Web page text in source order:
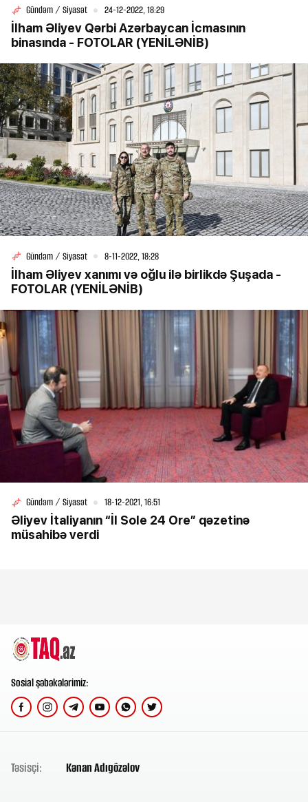
Gündəm / Siyasət 24-12-2022, 18:29
İlham Əliyev Qərbi Azərbaycan İcmasının
binasında - FOTOLAR (YENİLƏNİB)
Gündəm / Siyasət 8-11-2022, 18:28
İlham Əliyev xanımı və oğlu ilə birlikdə Şuşada -
FOTOLAR (YENİLƏNİB)
Gündəm / Siyasət 18-12-2021, 16:51
Əliyev İtaliyanın “İl Sole 24 Ore” qəzetinə
müsahibə verdi
Sosial şəbəkələrimiz:
Təsisçi: Kənan Adıgözəlov